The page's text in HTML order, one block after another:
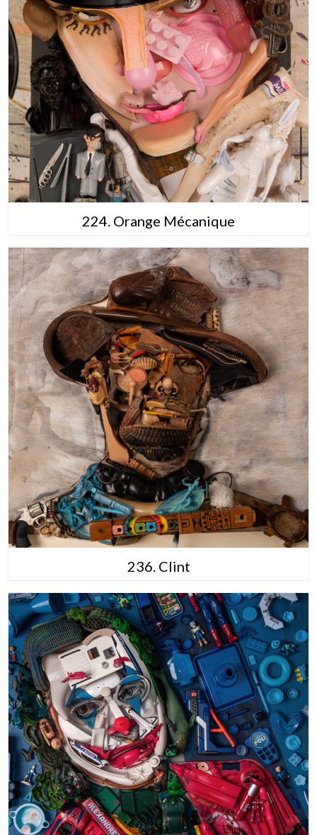
224. Orange Mécanique
236. Clint